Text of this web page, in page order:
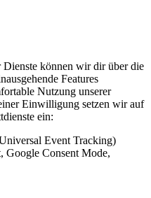
Dienste können wir dir über die
Features
Nutzung unserer
Einwilligung setzen wir auf
ein:
Event Tracking)
Google Consent Mode,